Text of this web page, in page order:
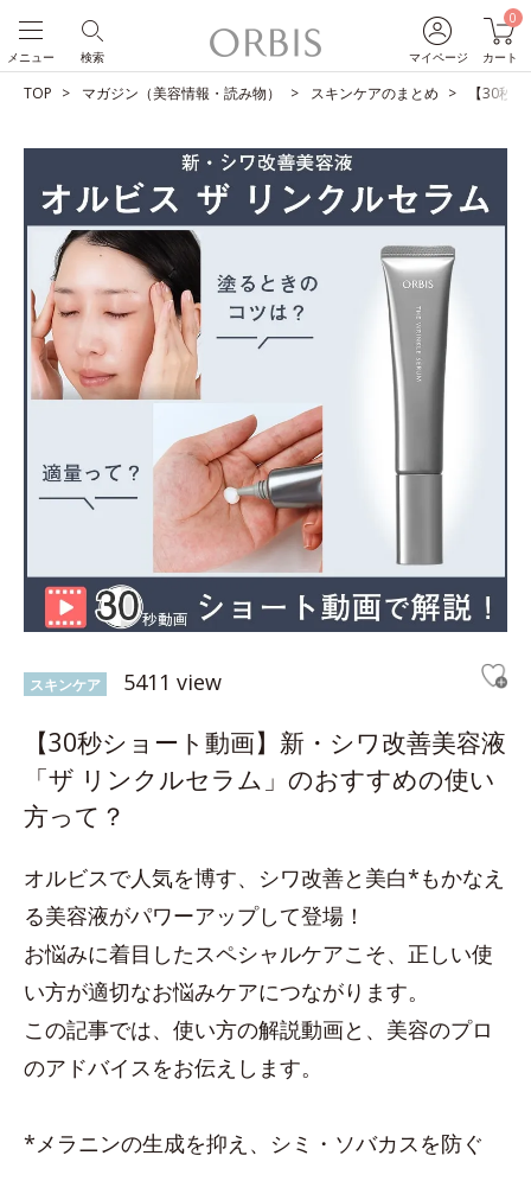
マイページ
0
カート
検索
メニュー
TOP マガジン（美容情報・読み物） スキンケアのまとめ 【30秒
スキンケア 5411 view
【30秒ショート動画】新・シワ改善美容液
「ザ リンクルセラム」のおすすめの使い
方って？
オルビスで人気を博す、シワ改善と美白*もかなえ
る美容液がパワーアップして登場！
お悩みに着目したスペシャルケアこそ、正しい使
い方が適切なお悩みケアにつながります。
この記事では、使い方の解説動画と、美容のプロ
のアドバイスをお伝えします。
*メラニンの生成を抑え、シミ・ソバカスを防ぐ